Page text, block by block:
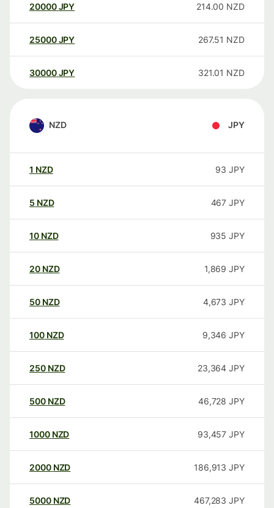
20000 JPY 214.00 NZD
25000 JPY 267.51 NZD
30000 JPY 321.01 NZD
NZD JPY
1 NZD 93 JPY
5 NZD 467 JPY
10 NZD 935 JPY
20 NZD 1,869 JPY
50 NZD 4,673 JPY
100 NZD 9,346 JPY
250 NZD 23,364 JPY
500 NZD 46,728 JPY
1000 NZD 93,457 JPY
2000 NZD 186,913 JPY
5000 NZD 467,283 JPY